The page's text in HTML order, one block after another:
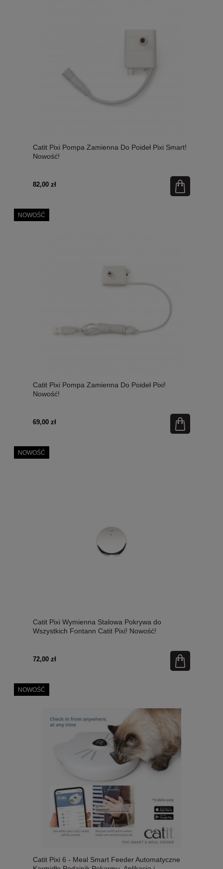
Catit Pixi Pompa Zamienna Do Poideł Pixi Smart!
Nowość!
82,00 zł
Catit Pixi Pompa Zamienna Do Poideł Pixi!
Nowość!
69,00 zł
NOWOŚĆ
Catit Pixi Wymienna Stalowa Pokrywa do
Wszystkich Fontann Catit Pixi! Nowość!
72,00 zł
NOWOŚĆ
Catit Pixi 6 - Meal Smart Feeder Automatyczne
NOWOŚĆ